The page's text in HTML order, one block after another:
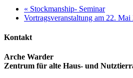
« Stockmanship- Seminar
Vortragsveranstaltung am 22.
Kontakt
Arche Warder
Zentrum für alte Haus- und